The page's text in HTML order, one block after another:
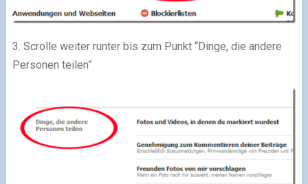
3. Scrolle weiter runter bis zum Punkt “Dinge, die andere
Personen teilen”